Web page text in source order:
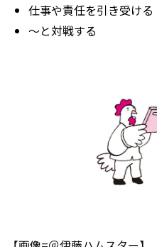
仕事や責任を引き受ける
～と対戦する